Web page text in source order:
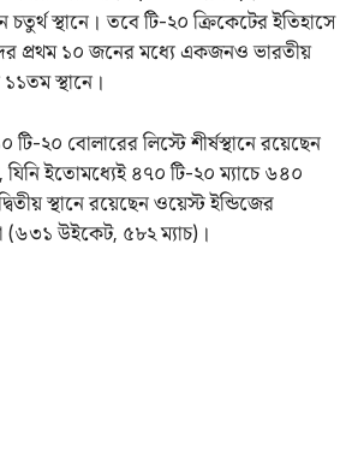
স্থানে। তবে টি-২০ ক্রিকেটের ইতিহাসে
প্রথম ১০ জনের মধ্যে একজনও ভারতীয়
স্থানে।
টি-২০ বোলারের লিস্টে শীর্ষস্থানে রয়েছেন
যিনি ইতোমধ্যেই ৪৭০ টি-২০ ম্যাচে ৬৪০
স্থানে রয়েছেন ওয়েস্ট ইন্ডিজের
(৬৩১ উইকেট, ৫৮২ ম্যাচ)।